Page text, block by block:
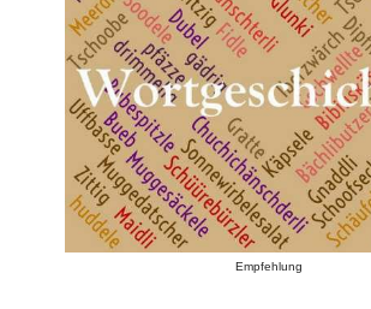
Empfehlung